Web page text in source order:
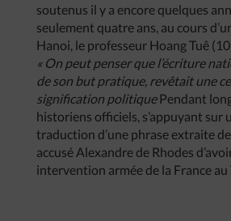
soutenus il y a encore quelques
seulement quatre ans, au cours
Hanoi, le professeur Hoang Tuê
« On peut penser que l’écriture
de son but pratique, revêtait une
signification politiquePendant
historiens officiels, s’appuyant sur
traduction d’une phrase extraite
accusé Alexandre de Rhodes
intervention armée de la France